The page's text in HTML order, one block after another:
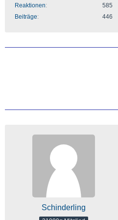
Reaktionen
585
Beiträge
446
Schinderling